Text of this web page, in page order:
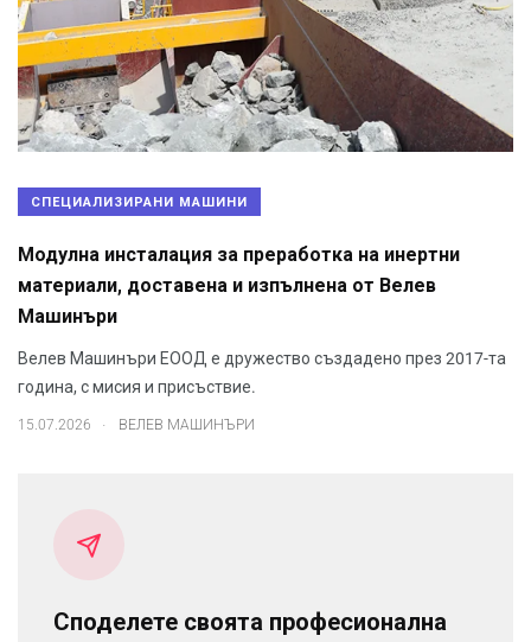
СПЕЦИАЛИЗИРАНИ МАШИНИ
Модулна инсталация за преработка на инертни
материали, доставена и изпълнена от Велев
Машинъри
Велев Машинъри ЕООД е дружество създадено през 2017-та
година, с мисия и присъствие.
15.07.2026 . ВЕЛЕВ МАШИНЪРИ
Споделете своята професионална